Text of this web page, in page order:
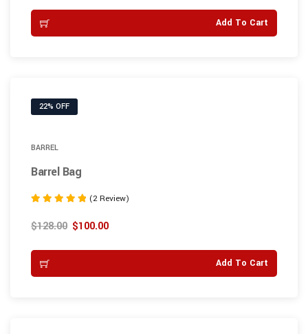
Add To Cart
22% OFF
BARREL
Barrel Bag
5.00
sur 5
(2 Review)
$128.00 $100.00
Add To Cart